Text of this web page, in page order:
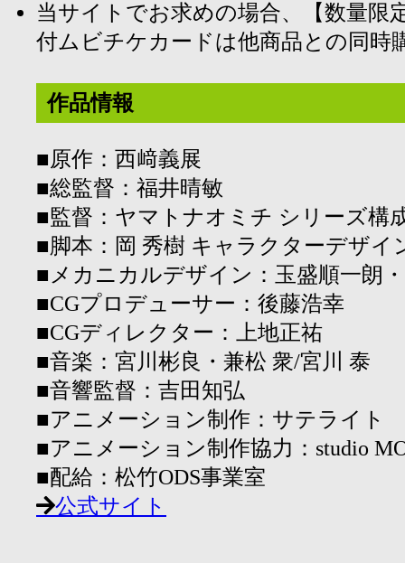
当サイトでお求めの場合、【数量限
付ムビチケカードは他商品との同時
作品情報
■原作：西﨑義展
■総監督：福井晴敏
■監督：ヤマトナオミチ シリーズ構
■脚本：岡 秀樹 キャラクターデザイ
■メカニカルデザイン：玉盛順一朗
■CGプロデューサー：後藤浩幸
■CGディレクター：上地正祐
■音楽：宮川彬良・兼松 衆/宮川 泰
■音響監督：吉田知弘
■アニメーション制作：サテライト
■アニメーション制作協力：studio
■配給：松竹ODS事業室
公式サイト